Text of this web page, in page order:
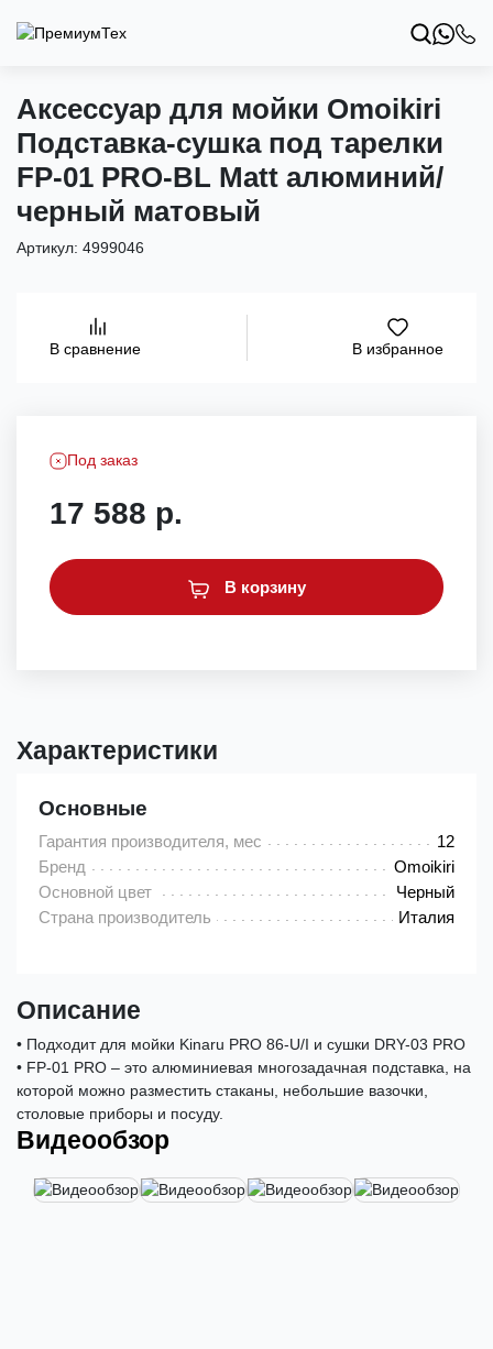
Аксессуар для мойки Omoikiri
Подставка-сушка под тарелки
FP-01 PRO-BL Matt алюминий/
черный матовый
Артикул: 4999046
В сравнение В избранное
Под заказ
17 588 р.
В корзину
Характеристики
Основные
Гарантия производителя, мес
12
Бренд
Omoikiri
Основной цвет
Черный
Страна производитель
Италия
Описание
• Подходит для мойки Kinaru PRO 86-U/I и сушки DRY-03 PRO
• FP-01 PRO – это алюминиевая многозадачная подставка, на
которой можно разместить стаканы, небольшие вазочки,
столовые приборы и посуду.
Видеообзор